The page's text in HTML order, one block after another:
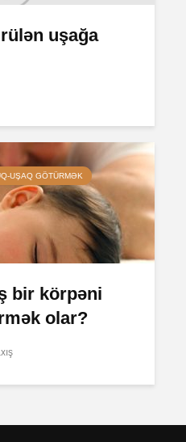
uşağa
UŞAQ GÖTÜRMƏK
bir körpəni
olar?